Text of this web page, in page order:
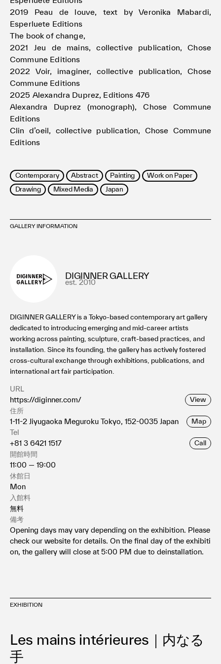
2019 Peau de louve, text by Veronika Mabardi,
Esperluete Editions
The book of change,
2021 Jeu de mains, collective publication, Chose
Commune Editions
2022 Voir, imaginer, collective publication, Chose
Commune Editions
2025 Alexandra Duprez, Editions 476
Alexandra Duprez (monograph), Chose Commune
Editions
Clin d’oeil, collective publication, Chose Commune
Editions
Contemporary Abstract Painting
Work on Paper
Drawing
Mixed Media Japan
GALLERY INFORMATION
DIGINNER GALLERY
est. 2010
DIGINNER GALLERY is a Tokyo-based contemporary art gallery
dedicated to introducing emerging and mid-career artists
working across painting, sculpture, craft-based practices, and
installation. Since its founding, the gallery has actively fostered
cross-cultural exchange through exhibitions, publications, and
international art fair participation.
URL
https://diginner.com/
View
住所
1-11-2 Jiyugaoka Meguroku Tokyo, 152-0035 Japan
Map
Tel
+81 3 6421 1517
Call
開館時間
11:00 — 19:00
休館日
Mon
入館料
無料
備考
Opening days may vary depending on the exhibition. Please
check our website for details. On the final day of the exhibiti
on, the gallery will close at 5:00 PM due to deinstallation.
EXHIBITION
Les mains intérieures｜内なる
手